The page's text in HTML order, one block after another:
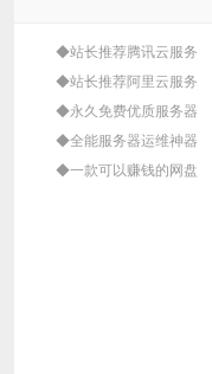
◆站长推荐腾讯云服务
◆站长推荐阿里云服务
◆永久免费优质服务器
◆全能服务器运维神器
◆一款可以赚钱的网盘